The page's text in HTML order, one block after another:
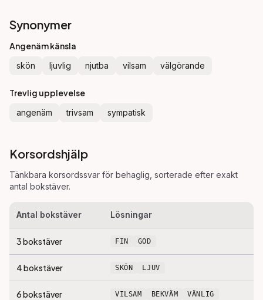
Synonymer
Angenäm känsla
skön ljuvlig njutba vilsam välgörande
Trevlig upplevelse
angenäm trivsam sympatisk
Korsordshjälp
Tänkbara korsordssvar för behaglig , sorterade efter exakt
antal bokstäver.
Antal bokstäver Lösningar
3bokstäver FIN GOD
4bokstäver SKÖN LJUV
6bokstäver VILSAM BEKVÄM VÄNLIG